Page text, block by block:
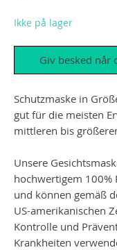
Ikke på lager
Giv besked når
Schutzmaske in
gut für die meisten
mittleren bis
Unsere
hochwertigem 100%
und können gemäß
US-amerikanischen
Kontrolle und
Krankheiten